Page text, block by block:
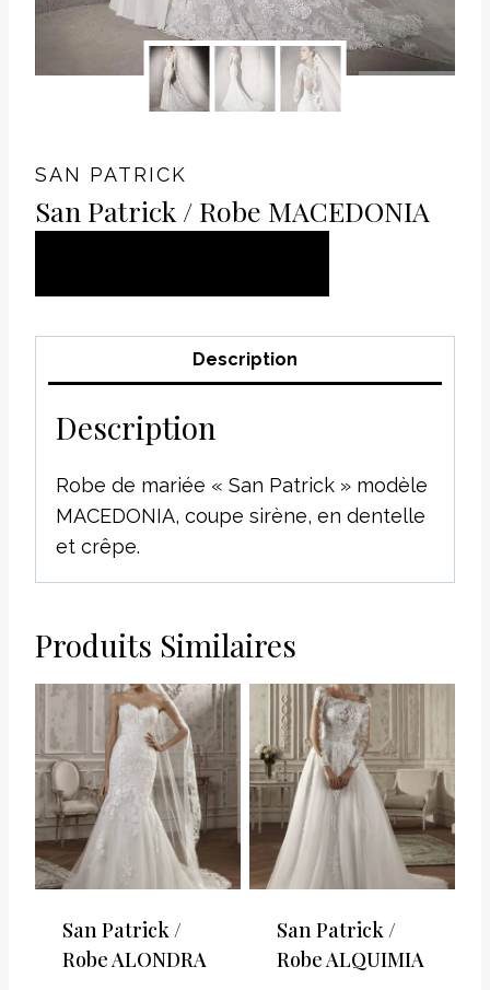
SAN PATRICK
San Patrick / Robe MACEDONIA
PANIER
Description
Description
Robe de mariée « San Patrick » modèle
MACEDONIA, coupe sirène, en dentelle
et crêpe.
Produits Similaires
San Patrick /
Robe ALONDRA
San Patrick /
Robe ALQUIMIA